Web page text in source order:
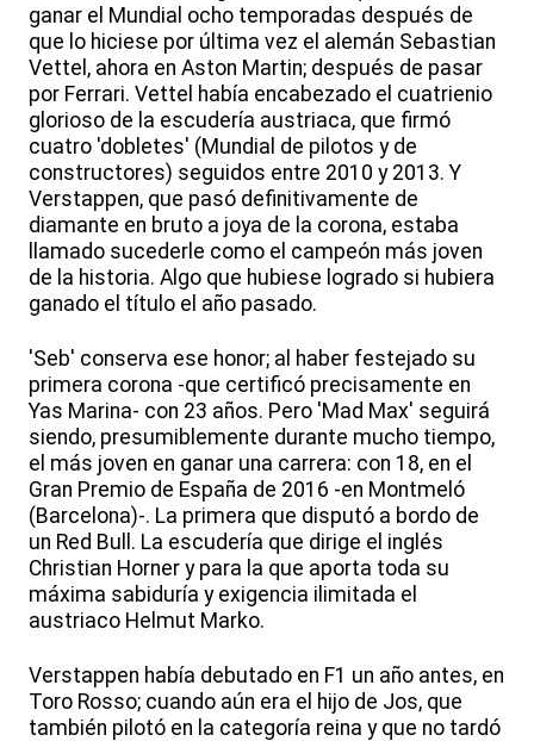
ganar el Mundial ocho temporadas después de
que lo hiciese por última vez el alemán Sebastian
Vettel, ahora en Aston Martin; después de pasar
por Ferrari. Vettel había encabezado el cuatrienio
glorioso de la escudería austriaca, que firmó
cuatro 'dobletes' (Mundial de pilotos y de
constructores) seguidos entre 2010 y 2013. Y
Verstappen, que pasó definitivamente de
diamante en bruto a joya de la corona, estaba
llamado sucederle como el campeón más joven
de la historia. Algo que hubiese logrado si hubiera
ganado el título el año pasado.
'Seb' conserva ese honor; al haber festejado su
primera corona -que certificó precisamente en
Yas Marina- con 23 años. Pero 'Mad Max' seguirá
siendo, presumiblemente durante mucho tiempo,
el más joven en ganar una carrera: con 18, en el
Gran Premio de España de 2016 -en Montmeló
(Barcelona)-. La primera que disputó a bordo de
un Red Bull. La escudería que dirige el inglés
Christian Horner y para la que aporta toda su
máxima sabiduría y exigencia ilimitada el
austriaco Helmut Marko.
Verstappen había debutado en F1 un año antes, en
Toro Rosso; cuando aún era el hijo de Jos, que
también pilotó en la categoría reina y que no tardó